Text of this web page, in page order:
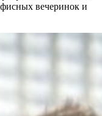
вечеринок и